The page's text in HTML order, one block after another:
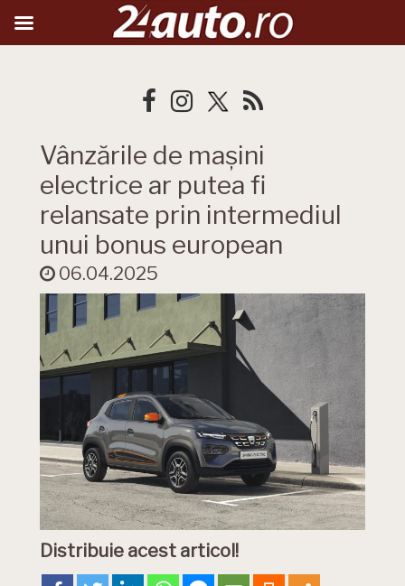
Vânzările de mașini
electrice ar putea fi
relansate prin intermediul
unui bonus european
06.04.2025
Distribuie acest articol!